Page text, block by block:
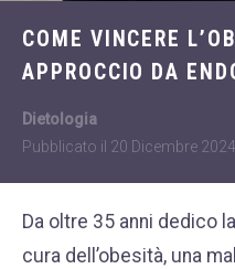
+39 389 2681259
COME VINCERE
APPROCCIO DA
Dietologia
Pubblicato il 20 Dicembre 2024
Da oltre 35 anni dedico
cura dell’obesità, una